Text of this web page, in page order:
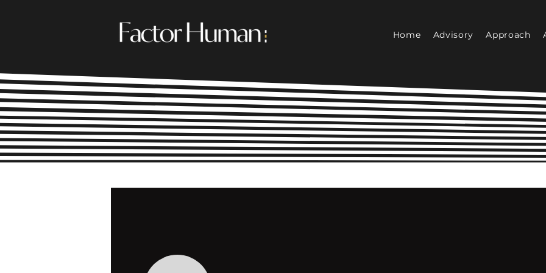
Home Advisory Approach